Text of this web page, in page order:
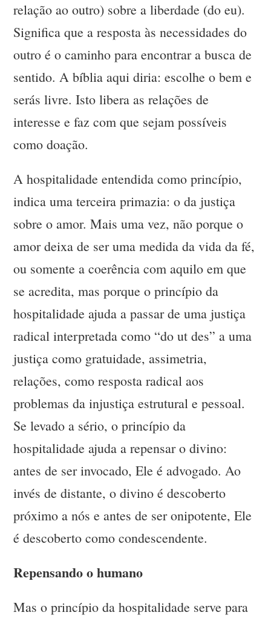
relação ao outro) sobre a liberdade (do eu).
Significa que a resposta às necessidades do
outro é o caminho para encontrar a busca de
sentido. A bíblia aqui diria: escolhe o bem e
serás livre. Isto libera as relações de
interesse e faz com que sejam possíveis
como doação.
A hospitalidade entendida como princípio,
indica uma terceira primazia: o da justiça
sobre o amor. Mais uma vez, não porque o
amor deixa de ser uma medida da vida da fé,
ou somente a coerência com aquilo em que
se acredita, mas porque o princípio da
hospitalidade ajuda a passar de uma justiça
radical interpretada como “do ut des” a uma
justiça como gratuidade, assimetria,
relações, como resposta radical aos
problemas da injustiça estrutural e pessoal.
Se levado a sério, o princípio da
hospitalidade ajuda a repensar o divino:
antes de ser invocado, Ele é advogado. Ao
invés de distante, o divino é descoberto
próximo a nós e antes de ser onipotente, Ele
é descoberto como condescendente.
Repensando o humano
Mas o princípio da hospitalidade serve para